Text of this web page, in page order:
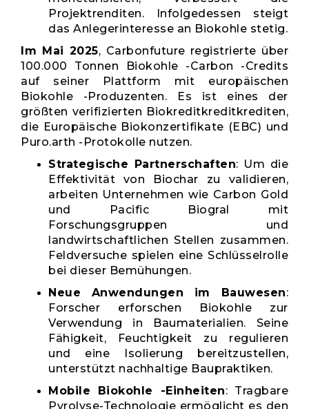
Projektrenditen. Infolgedessen steigt
das Anlegerinteresse an Biokohle stetig.
Im Mai 2025, Carbonfuture registrierte über
100.000 Tonnen Biokohle -Carbon -Credits
auf seiner Plattform mit europäischen
Biokohle -Produzenten. Es ist eines der
größten verifizierten Biokreditkreditkrediten,
die Europäische Biokonzertifikate (EBC) und
Puro.arth -Protokolle nutzen.
Strategische Partnerschaften: Um die
Effektivität von Biochar zu validieren,
arbeiten Unternehmen wie Carbon Gold
und Pacific Biogral mit
Forschungsgruppen und
landwirtschaftlichen Stellen zusammen.
Feldversuche spielen eine Schlüsselrolle
bei dieser Bemühungen.
Neue Anwendungen im Bauwesen:
Forscher erforschen Biokohle zur
Verwendung in Baumaterialien. Seine
Fähigkeit, Feuchtigkeit zu regulieren
und eine Isolierung bereitzustellen,
unterstützt nachhaltige Baupraktiken.
Mobile Biokohle -Einheiten: Tragbare
Pyrolyse-Technologie ermöglicht es den